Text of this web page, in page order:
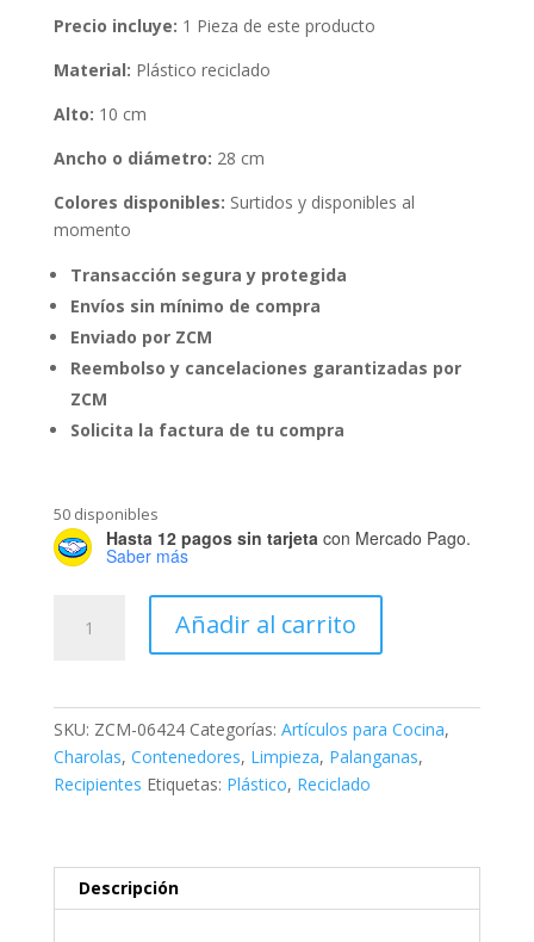
Precio incluye: 1 Pieza de este producto
Material: Plástico reciclado
Alto: 10 cm
Ancho o diámetro: 28 cm
Colores disponibles: Surtidos y disponibles al
momento
Transacción segura y protegida
Envíos sin mínimo de compra
Enviado por ZCM
Reembolso y cancelaciones garantizadas por
ZCM
Solicita la factura de tu compra
50 disponibles
Hasta 12 pagos sin tarjetacon Mercado Pago.
Saber más
Coral
Añadir al carrito
SKU: ZCM-06424 Categorías: Artículos para Cocina,
Charolas, Contenedores, Limpieza, Palanganas,
Recipientes Etiquetas: Plástico, Reciclado
Descripción